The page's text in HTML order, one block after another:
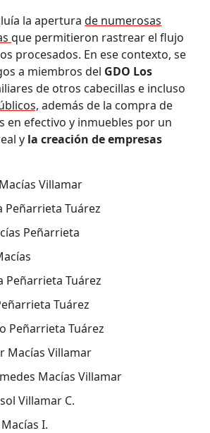
la aperturade numerosas
que permitieron rastrear el flujo
procesados. En ese contexto, se
a miembros del GDO Los
de otros cabecillas e incluso
además de la compra de
en efectivo y inmuebles por un
y la creación de empresas
Villamar
Peñarrieta Tuárez
Peñarrieta
Peñarrieta Tuárez
Tuárez
Peñarrieta Tuárez
Macías Villamar
Macías Villamar
Villamar C.
I.